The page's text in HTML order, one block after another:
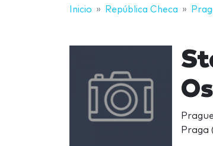
Inicio República Checa
Praga